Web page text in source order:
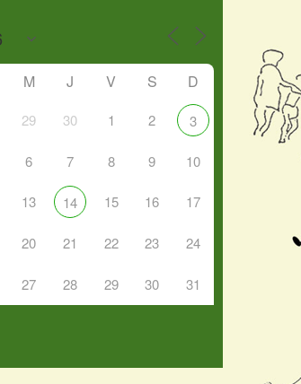
M J V S D
29 30 1 2 3
6 7 8 9 10
13 14 15 16 17
20 21 22 23 24
27 28 29 30 31